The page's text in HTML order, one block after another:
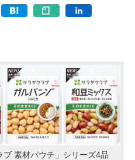
ブ 素材パウチ」シリーズ4品